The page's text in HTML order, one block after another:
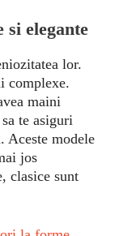
si elegante
lor.
complexe.
maini
te asiguri
Aceste modele
jos
clasice sunt